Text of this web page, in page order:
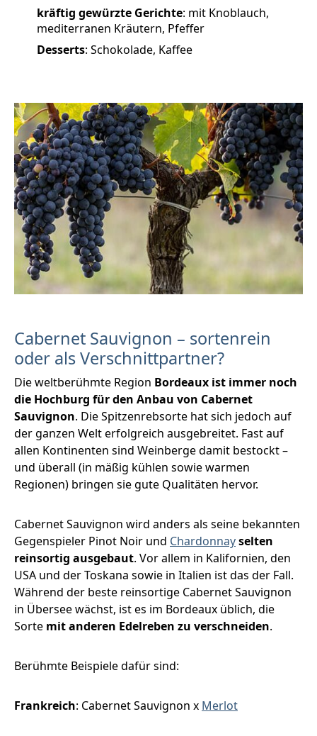
kräftig gewürzte Gerichte: mit Knoblauch,
mediterranen Kräutern, Pfeffer
Desserts: Schokolade, Kaffee
Cabernet Sauvignon – sortenrein
oder als Verschnittpartner?
Die weltberühmte Region Bordeaux ist immer noch
die Hochburg für den Anbau von Cabernet
Sauvignon. Die Spitzenrebsorte hat sich jedoch auf
der ganzen Welt erfolgreich ausgebreitet. Fast auf
allen Kontinenten sind Weinberge damit bestockt –
und überall (in mäßig kühlen sowie warmen
Regionen) bringen sie gute Qualitäten hervor.
Cabernet Sauvignon wird anders als seine bekannten
Gegenspieler Pinot Noir und Chardonnayselten
reinsortig ausgebaut. Vor allem in Kalifornien, den
USA und der Toskana sowie in Italien ist das der Fall.
Während der beste reinsortige Cabernet Sauvignon
in Übersee wächst, ist es im Bordeaux üblich, die
Sorte mit anderen Edelreben zu verschneiden.
Berühmte Beispiele dafür sind:
Frankreich: Cabernet Sauvignon x Merlot